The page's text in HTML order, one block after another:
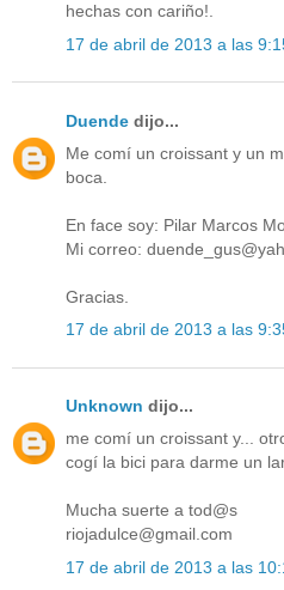
hechas con cariño!.
17 de abril de 2013 a las
Duende dijo...
Me comí un croissant y un
boca.
En face soy: Pilar Marcos
Mi correo:
Gracias.
17 de abril de 2013 a las
Unknown dijo...
me comí un croissant y...
cogí la bici para darme un
Mucha suerte a tod@s
riojadulce@gmail.com
17 de abril de 2013 a las